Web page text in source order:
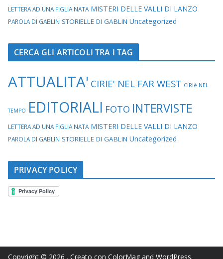
LETTERA AD UNA FIGLIA NATA MISTERI DELLE VALLI DI LANZO
PAROLA DI GABLIN STORIELLE DI GABLIN Uncategorized
CERCA GLI ARTICOLI TRA I TAG
ATTUALITA' CIRIE' NEL FAR WEST CIRIè NEL
TEMPO EDITORIALI FOTO INTERVISTE
LETTERA AD UNA FIGLIA NATA MISTERI DELLE VALLI DI LANZO
PAROLA DI GABLIN STORIELLE DI GABLIN Uncategorized
PRIVACY POLICY
Copyright © 2026 . Creato con ColorMag and WordPress.